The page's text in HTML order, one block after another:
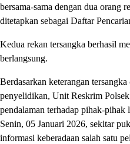
bersama-sama dengan dua
ditetapkan sebagai Daftar
Kedua rekan tersangka berhasil
berlangsung.
Berdasarkan keterangan
penyelidikan, Unit Reskrim
pendalaman terhadap pihak-
Senin, 05 Januari 2026, sekitar
informasi keberadaan salah satu